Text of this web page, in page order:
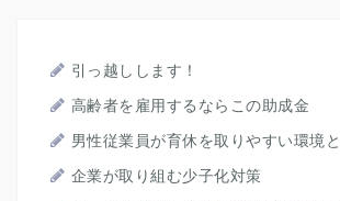
引っ越しします！
高齢者を雇用するならこの助成金
男性従業員が育休を取りやすい環境
企業が取り組む少子化対策